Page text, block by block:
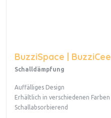
BuzziSpace | BuzziCee
Schalldämpfung
Auffälliges Design
Erhältlich in verschiedenen Farben
Schallabsorbierend